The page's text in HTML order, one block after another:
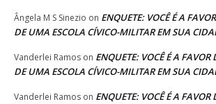
Ângela M S Sinezio on ENQUETE: VOCÊ É A
DE UMA ESCOLA CÍVICO-MILITAR EM SUA
Vanderlei Ramos on ENQUETE: VOCÊ É A
DE UMA ESCOLA CÍVICO-MILITAR EM SUA
Vanderlei Ramos on ENQUETE: VOCÊ É A